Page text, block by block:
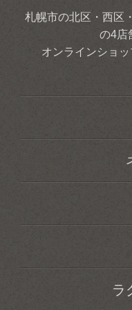
札幌市の北区・西区
の4店
オンラインショ
ラ